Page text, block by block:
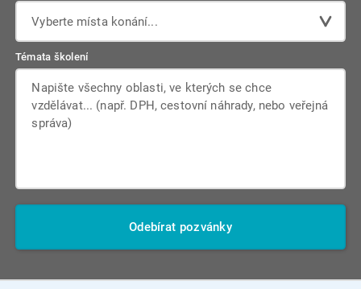
Vyberte místa konání...
Témata školení
Odebírat pozvánky